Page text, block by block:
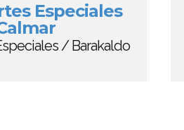
Especiales
/ Barakaldo